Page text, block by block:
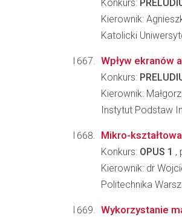
Konkurs:
Kierownik:
Katolicki
Wpływ ekranów
Konkurs:
Kierownik:
Instytut Podstaw
Mikro-
Konkurs: OPUS 1 ,
Kierownik: dr
Politechnika
Wykorzystanie